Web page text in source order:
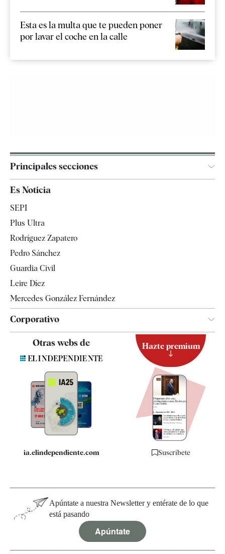
Esta es la multa que te pueden poner
por lavar el coche en la calle
Principales secciones
España
Televisión
Es Noticia
SEPI
Plus Ultra
Rodríguez Zapatero
Pedro Sánchez
Guardia Civil
Leire Díez
Mercedes González Fernández
Corporativo
Contacto
Quiénes somos
Especificaciones
Otras webs de
ia.elindependiente.com
Hazte premium
Suscríbete
Apúntate a nuestra Newsletter y entérate de lo que
está pasando
Apúntate